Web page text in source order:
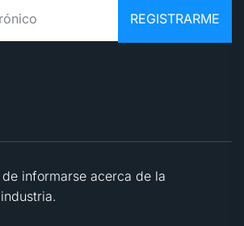
informarse acerca de la